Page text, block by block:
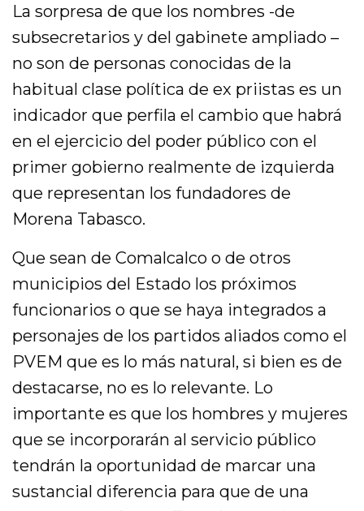
La sorpresa de que los nombres -de
subsecretarios y del gabinete ampliado –
no son de personas conocidas de la
habitual clase política de ex priistas es un
indicador que perfila el cambio que habrá
en el ejercicio del poder público con el
primer gobierno realmente de izquierda
que representan los fundadores de
Morena Tabasco.
Que sean de Comalcalco o de otros
municipios del Estado los próximos
funcionarios o que se haya integrados a
personajes de los partidos aliados como el
PVEM que es lo más natural, si bien es de
destacarse, no es lo relevante. Lo
importante es que los hombres y mujeres
que se incorporarán al servicio público
tendrán la oportunidad de marcar una
sustancial diferencia para que de una